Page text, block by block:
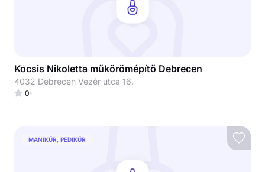
Kocsis Nikoletta műkörömépítő Debrecen
4032 Debrecen Vezér utca 16.
0
MANIKŰR, PEDIKŰR